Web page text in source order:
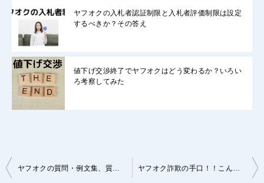
ヤフオクの入札者認証制限と入札者評価制限は設定
するべきか？その答え
値下げ交渉終了でヤフオクはどう変わるか？いろい
ろ考察してみた
投